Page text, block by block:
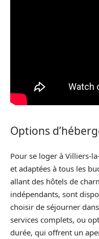
Options
Pour se loger à Villiers-
et adaptées à tous les
allant des hôtels de
indépendants, sont
choisir de séjourner
services complets, ou
durée, qui offrent un